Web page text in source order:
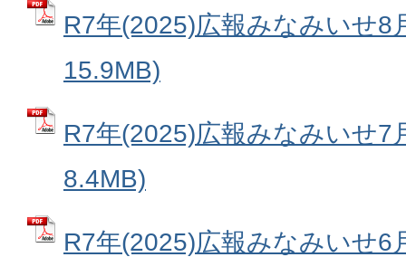
R7年(2025)広報みなみいせ8
15.9MB)
R7年(2025)広報みなみいせ7
8.4MB)
R7年(2025)広報みなみいせ6